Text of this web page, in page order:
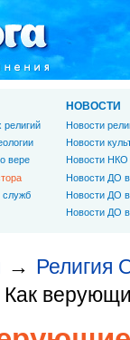
→ Религия
Как
религий
вере
НОВОСТИ
Новости
Новости
Новости НКО
Новости ДО
Новости ДО
Новости ДО